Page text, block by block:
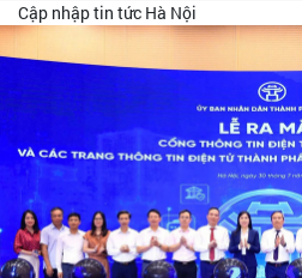
Cập nhập tin tức Hà Nội